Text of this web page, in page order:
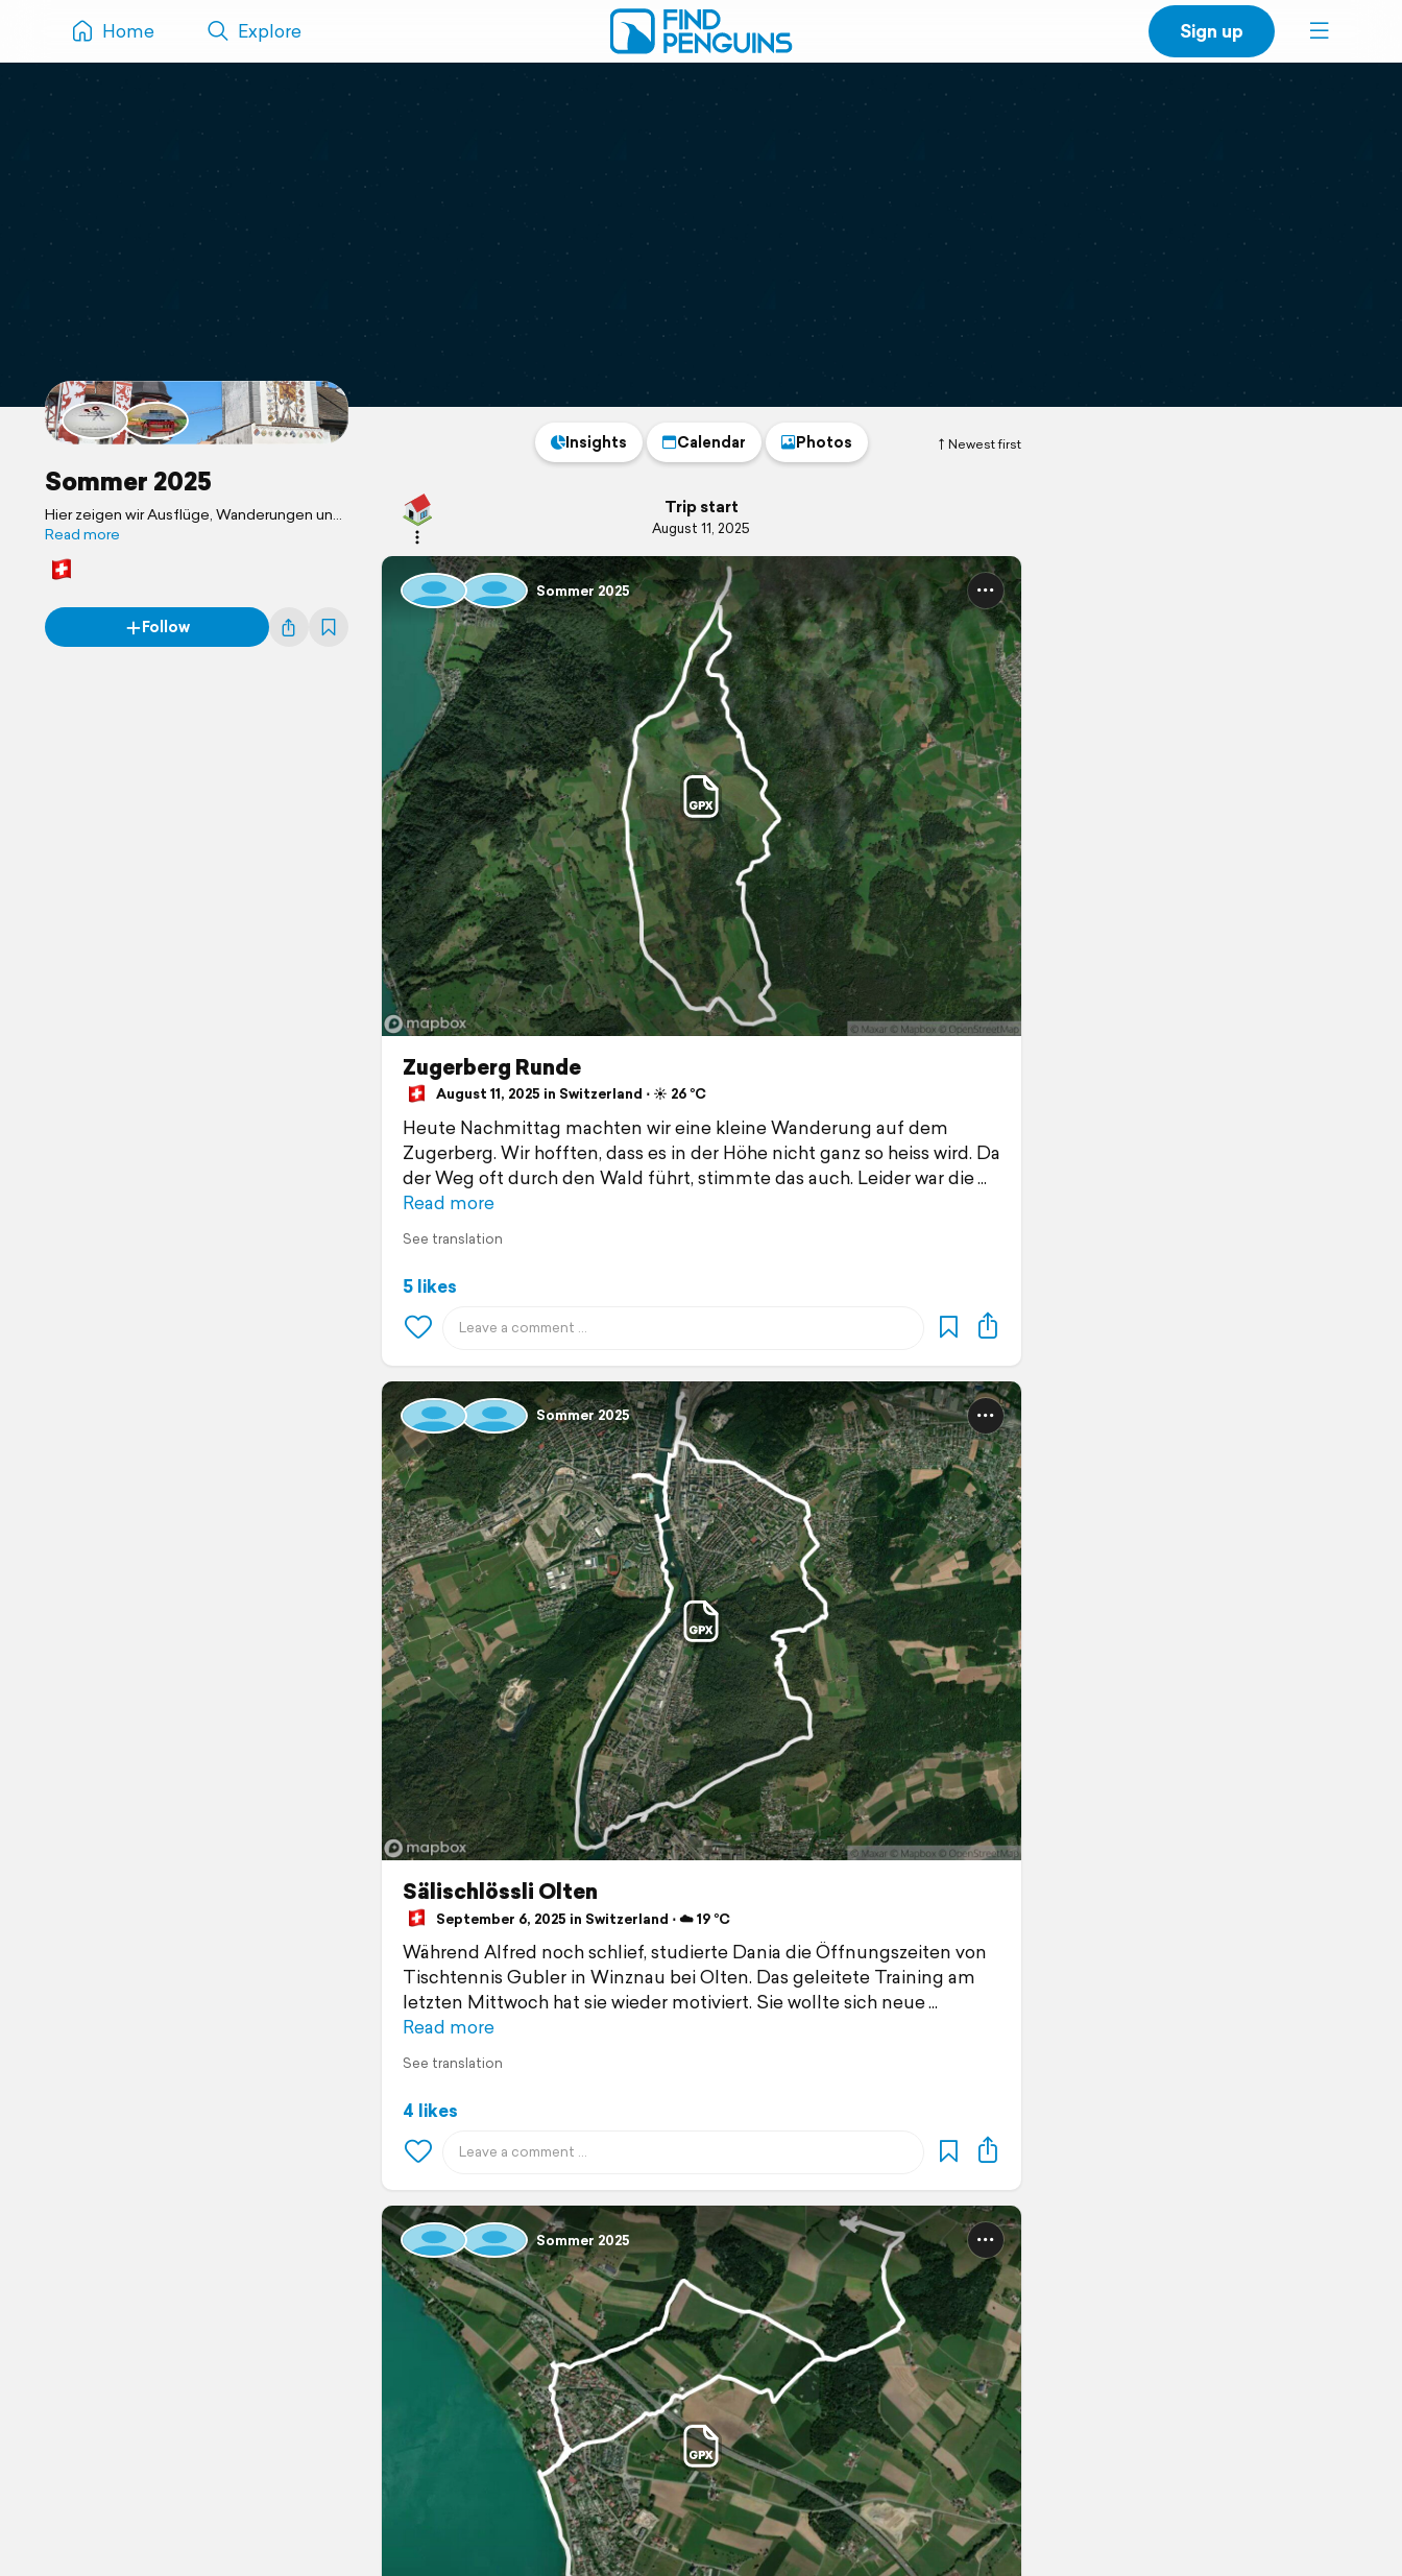
Home Explore Sign up
Sommer 2025
Hier zeigen wir Ausflüge, Wanderungen und
Biketouren im Sommer 2025.
Read more
Follow
Newest first
Insights Calendar Photos
Trip start
August 11, 2025
Sommer 2025
Zugerberg Runde
August 11, 2025 in Switzerland ⋅ ☀️ 26 °C
Heute Nachmittag machten wir eine kleine Wanderung auf dem
Zugerberg. Wir hofften, dass es in der Höhe nicht ganz so heiss wird. Da
der Weg oft durch den Wald führt, stimmte das auch. Leider war die
Read more
See translation
5 likes
Sommer 2025
Sälischlössli Olten
September 6, 2025 in Switzerland ⋅ ☁️ 19 °C
Während Alfred noch schlief, studierte Dania die Öffnungszeiten von
Tischtennis Gubler in Winznau bei Olten. Das geleitete Training am
letzten Mittwoch hat sie wieder motiviert. Sie wollte sich neue
Read more
See translation
4 likes
Sommer 2025